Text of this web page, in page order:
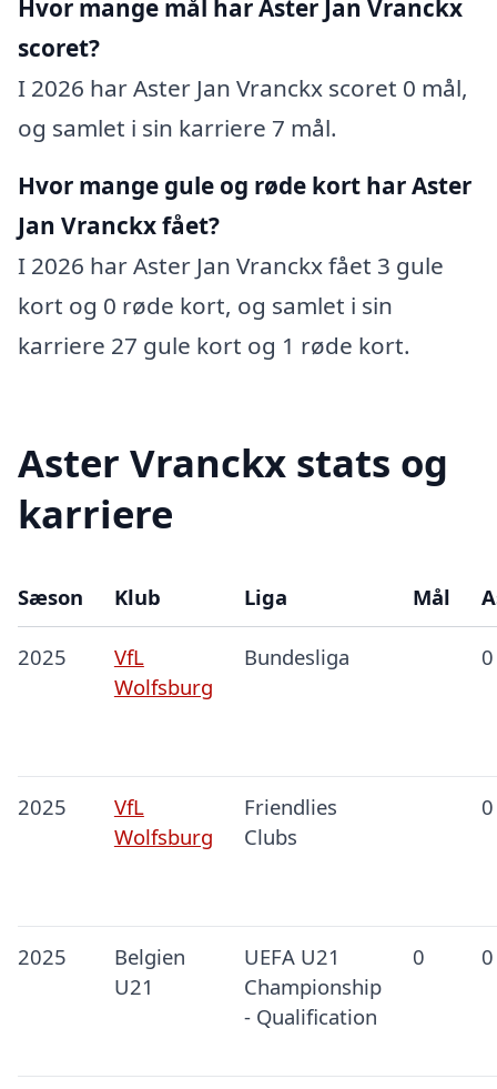
Hvor mange mål har Aster Jan Vranckx
scoret?
I 2026 har Aster Jan Vranckx scoret 0 mål,
og samlet i sin karriere 7 mål.
Hvor mange gule og røde kort har Aster
Jan Vranckx fået?
I 2026 har Aster Jan Vranckx fået 3 gule
kort og 0 røde kort, og samlet i sin
karriere 27 gule kort og 1 røde kort.
Aster Vranckx stats og
karriere
Sæson Klub Liga Mål
2025
VfL
Wolfsburg
Bundesliga 0
2025
VfL
Wolfsburg
Friendlies
Clubs
0
2025
Belgien
U21
UEFA U21
Championship
- Qualification
0 0